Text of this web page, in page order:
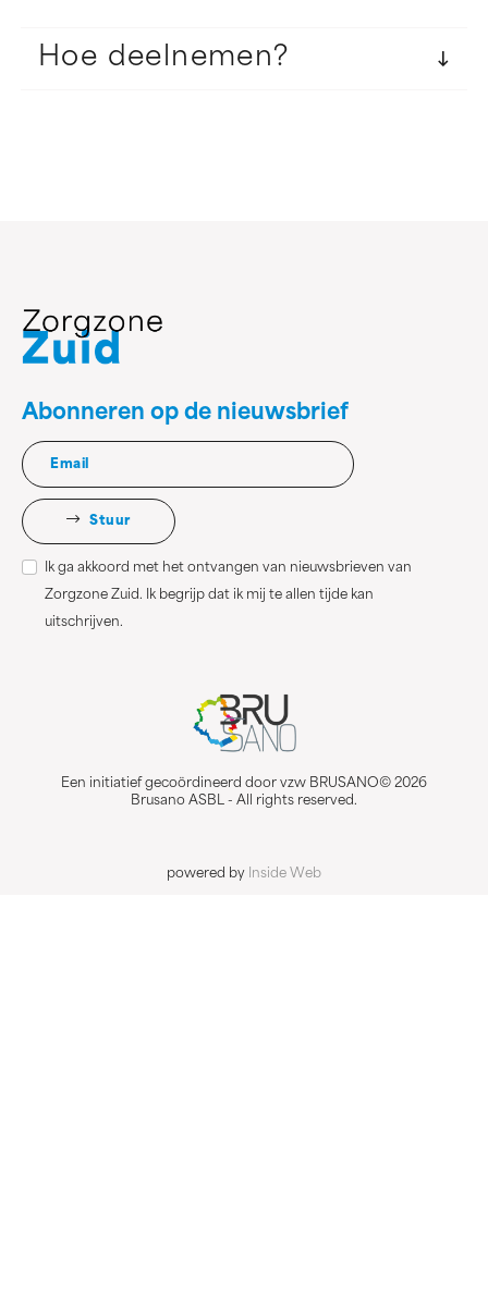
Hoe deelnemen?
Abonneren op de nieuwsbrief
Stuur
Ik ga akkoord met het ontvangen van nieuwsbrieven van
Zorgzone Zuid. Ik begrijp dat ik mij te allen tijde kan
uitschrijven.
Een initiatief gecoördineerd door vzw BRUSANO© 2026
Brusano ASBL - All rights reserved.
powered by Inside Web